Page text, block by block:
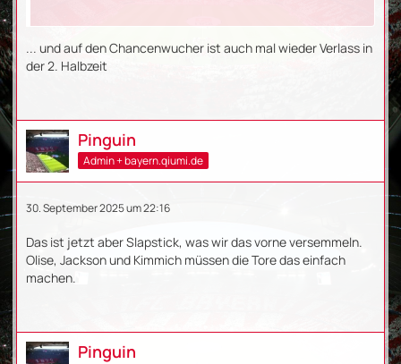
... und auf den Chancenwucher ist auch mal wieder Verlass in
der 2. Halbzeit
Pinguin
Admin + bayern.qiumi.de
30. September 2025 um 22:16
Das ist jetzt aber Slapstick, was wir das vorne versemmeln.
Olise, Jackson und Kimmich müssen die Tore das einfach
machen.
Pinguin